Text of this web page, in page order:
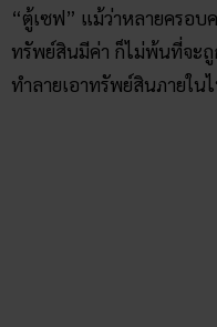
“ตู้เซฟ” แม้ว่าหลายครอบ
ทรัพย์สินมีค่า ก็ไม่พ้นที่จะถู
ทำลายเอาทรัพย์สินภายใน